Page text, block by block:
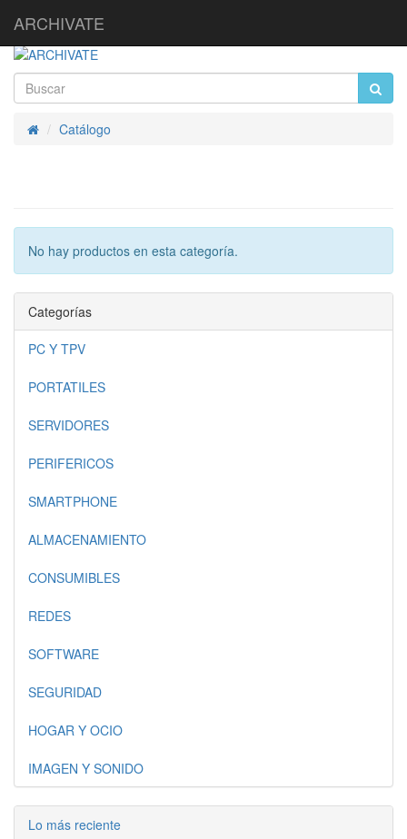
ARCHIVATE
InicioCatálogo
No hay productos en esta categoría.
Categorías
PC Y TPV
PORTATILES
SERVIDORES
PERIFERICOS
SMARTPHONE
ALMACENAMIENTO
CONSUMIBLES
REDES
SOFTWARE
SEGURIDAD
HOGAR Y OCIO
IMAGEN Y SONIDO
Lo más reciente